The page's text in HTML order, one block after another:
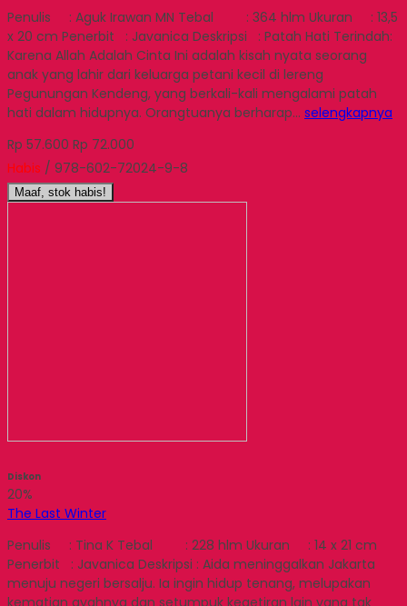
Penulis : Aguk Irawan MN Tebal : 364 hlm Ukuran : 13,5
x 20 cm Penerbit : Javanica Deskripsi : Patah Hati Terindah:
Karena Allah Adalah Cinta Ini adalah kisah nyata seorang
anak yang lahir dari keluarga petani kecil di lereng
Pegunungan Kendeng, yang berkali-kali mengalami patah
hati dalam hidupnya. Orangtuanya berharap… selengkapnya
Rp 57.600 Rp 72.000
Habis / 978-602-72024-9-8
Maaf, stok habis!
Diskon
20%
The Last Winter
Penulis : Tina K Tebal : 228 hlm Ukuran : 14 x 21 cm
Penerbit : Javanica Deskripsi : Aida meninggalkan Jakarta
menuju negeri bersalju. Ia ingin hidup tenang, melupakan
kematian ayahnya dan setumpuk kegetiran lain yang tak